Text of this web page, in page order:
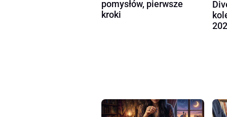
pomysłów, pierwsze
kroki